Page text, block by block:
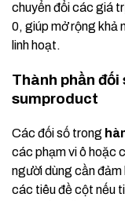
chuyển đổi các giá
0, giúp mở rộng khả
linh hoạt.
Thành phần
sumproduct
Các đối số trong
các phạm vi ô hoặc
người dùng cần
các tiêu đề cột nếu